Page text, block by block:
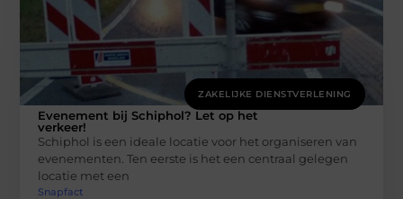
ZAKELIJKE DIENSTVERLENING
Evenement bij Schiphol? Let op het
verkeer!
Schiphol is een ideale locatie voor het organiseren van
evenementen. Ten eerste is het een centraal gelegen
locatie met een
Snapfact